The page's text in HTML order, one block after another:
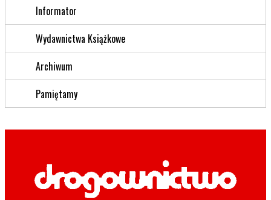
Informator
Wydawnictwa Książkowe
Archiwum
Pamiętamy